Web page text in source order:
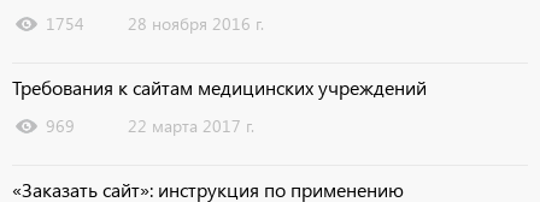
1754 28 ноября 2016 г.
Требования к сайтам медицинских учреждений
969 22 марта 2017 г.
«Заказать сайт»: инструкция по применению